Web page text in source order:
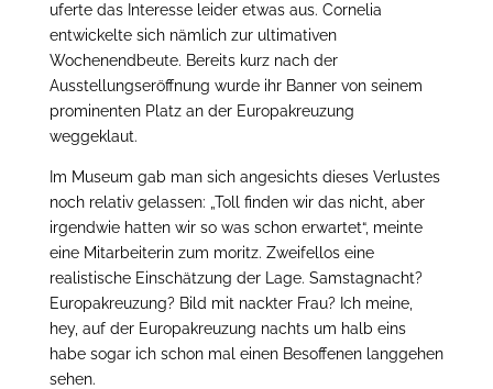
uferte das Interesse leider etwas aus. Cornelia
entwickelte sich nämlich zur ultimativen
Wochenendbeute. Bereits kurz nach der
Ausstellungseröffnung wurde ihr Banner von seinem
prominenten Platz an der Europakreuzung
weggeklaut.
Im Museum gab man sich angesichts dieses Verlustes
noch relativ gelassen: „Toll finden wir das nicht, aber
irgendwie hatten wir so was schon erwartet“, meinte
eine Mitarbeiterin zum moritz. Zweifellos eine
realistische Einschätzung der Lage. Samstagnacht?
Europakreuzung? Bild mit nackter Frau? Ich meine,
hey, auf der Europakreuzung nachts um halb eins
habe sogar ich schon mal einen Besoffenen langgehen
sehen.